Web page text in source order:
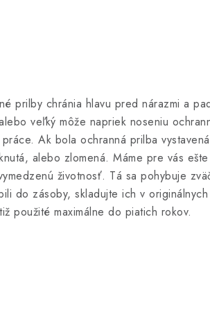
prilby chránia hlavu pred nárazmi a
veľký môže napriek noseniu
Ak bola ochranná prilba
alebo zlomená. Máme pre vás
životnosť. Tá sa pohybuje
do zásoby, skladujte ich v
použité maximálne do piatich rokov.